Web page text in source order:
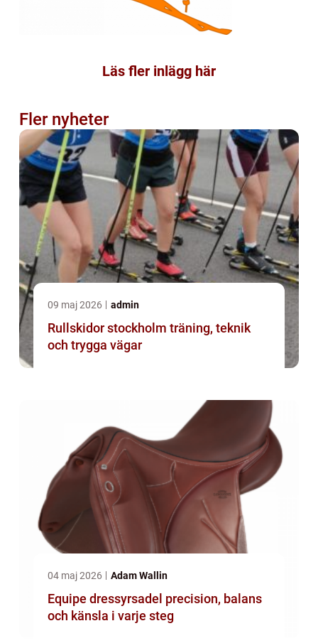
Läs fler inlägg här
Fler nyheter
09 maj 2026 admin
Rullskidor stockholm träning, teknik
och trygga vägar
04 maj 2026 Adam Wallin
Equipe dressyrsadel precision, balans
och känsla i varje steg